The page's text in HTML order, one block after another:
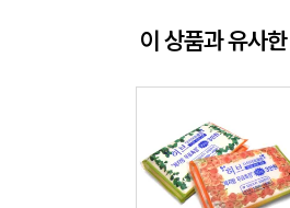
이 상품과 유사한